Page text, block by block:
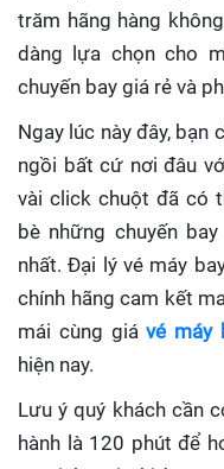
trăm hãng hàng
dàng lựa chọn cho
chuyến bay giá rẻ và
Ngay lúc này đây, bạn
ngồi bất cứ nơi đâu
vài click chuột đã có
bè những chuyến
nhất. Đại lý vé máy
chính hãng cam kết
mái cùng giávé máy
hiện nay.
Lưu ý quý khách cần
hành là 120 phút để